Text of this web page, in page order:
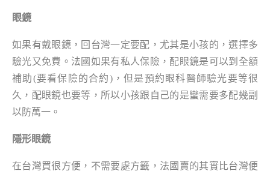
眼鏡
如果有戴眼鏡，回台灣一定要配，尤其是小孩的，選擇多
驗光又免費。法國如果有私人保險，配眼鏡是可以到全額
補助(要看保險的合約)，但是預約眼科醫師驗光要等很
久，配眼鏡也要等，所以小孩跟自己的是蠻需要多配幾副
以防萬一。
隱形眼鏡
在台灣買很方便，不需要處方籤，法國賣的其實比台灣便